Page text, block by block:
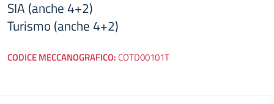
SIA (anche 4+2)
Turismo (anche 4+2)
CODICE MECCANOGRAFICO: COTD00101T